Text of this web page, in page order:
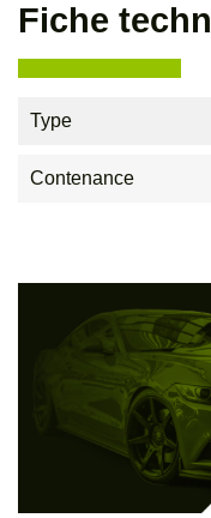
Fiche
Type
Contenance